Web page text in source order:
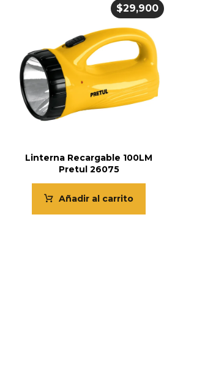
Linterna Recargable 100LM
Pretul 26075
$29,900
Añadir al carrito